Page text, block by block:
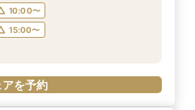
を予約
を予約
10:00〜
15:00〜
を予約